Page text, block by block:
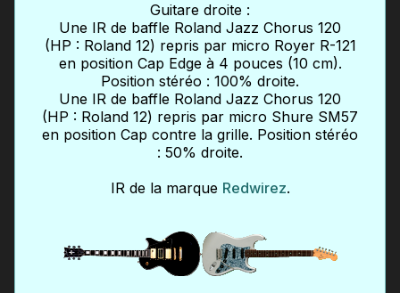
Guitare droite :
Une IR de baffle Roland Jazz Chorus 120
(HP : Roland 12) repris par micro Royer R-121
en position Cap Edge à 4 pouces (10 cm).
Position stéréo : 100% droite.
Une IR de baffle Roland Jazz Chorus 120
(HP : Roland 12) repris par micro Shure SM57
en position Cap contre la grille. Position stéréo
: 50% droite.
IR de la marque Redwirez.